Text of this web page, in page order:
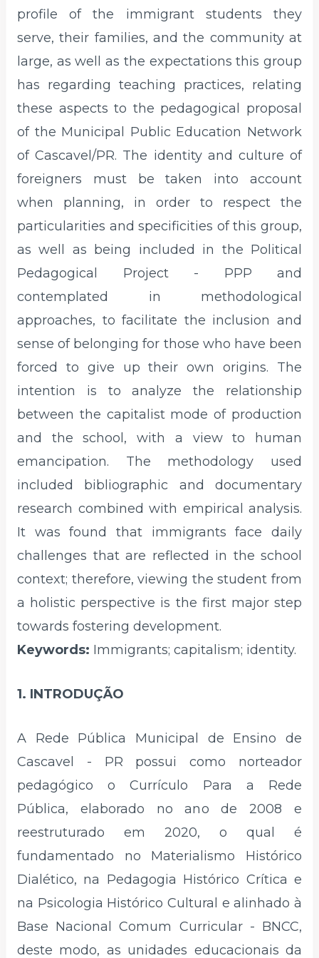
profile of the immigrant students they
serve, their families, and the community at
large, as well as the expectations this group
has regarding teaching practices, relating
these aspects to the pedagogical proposal
of the Municipal Public Education Network
of Cascavel/PR. The identity and culture of
foreigners must be taken into account
when planning, in order to respect the
particularities and specificities of this group,
as well as being included in the Political
Pedagogical Project - PPP and
contemplated in methodological
approaches, to facilitate the inclusion and
sense of belonging for those who have been
forced to give up their own origins. The
intention is to analyze the relationship
between the capitalist mode of production
and the school, with a view to human
emancipation. The methodology used
included bibliographic and documentary
research combined with empirical analysis.
It was found that immigrants face daily
challenges that are reflected in the school
context; therefore, viewing the student from
a holistic perspective is the first major step
towards fostering development.
Keywords: Immigrants; capitalism; identity.
1. INTRODUÇÃO
A Rede Pública Municipal de Ensino de
Cascavel - PR possui como norteador
pedagógico o Currículo Para a Rede
Pública, elaborado no ano de 2008 e
reestruturado em 2020, o qual é
fundamentado no Materialismo Histórico
Dialético, na Pedagogia Histórico Crítica e
na Psicologia Histórico Cultural e alinhado à
Base Nacional Comum Curricular - BNCC,
deste modo, as unidades educacionais da